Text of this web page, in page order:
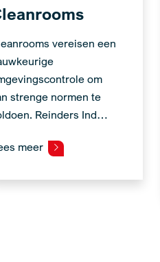
vereisen een
om
strenge normen te
Reinders Ind…
meer